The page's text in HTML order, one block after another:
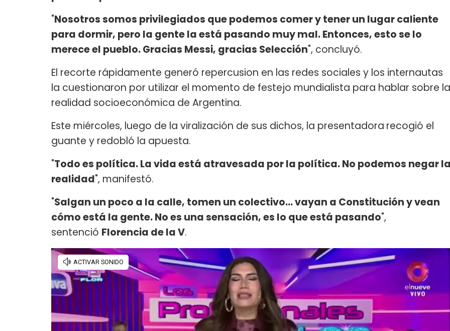
"Nosotros somos privilegiados que podemos comer y tener un lugar caliente
para dormir, pero la gente la está pasando muy mal. Entonces, esto se lo
merece el pueblo. Gracias Messi, gracias Selección", concluyó.
El recorte rápidamente generó repercusion en las redes sociales y los internautas
la cuestionaron por utilizar el momento de festejo mundialista para hablar sobre la
realidad socioeconómica de Argentina.
Este miércoles, luego de la viralización de sus dichos, la presentadora recogió el
guante y redobló la apuesta.
"Todo es política. La vida está atravesada por la política. No podemos negar
realidad", manifestó.
"Salgan un poco a la calle, tomen un colectivo... vayan a Constitución y vean
cómo está la gente. No es una sensación, es lo que está pasando",
sentenció Florencia de la V.